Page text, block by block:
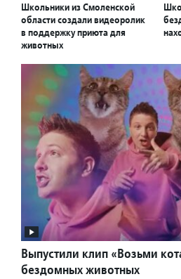
Школьники из Смоленской
области создали видеоролик
в поддержку приюта для
животных
Выпустили клип «Возьми
бездомных животных